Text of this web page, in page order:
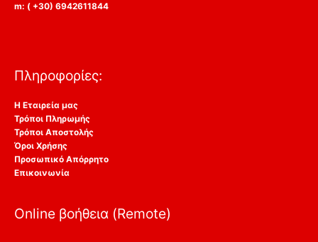
m: ( +30) 6942611844
Πληροφορίες:
Η Εταιρεία μας
Τρόποι Πληρωμής
Τρόποι Αποστολής
Όροι Χρήσης
Προσωπικό Απόρρητο
Επικοινωνία
Online βοήθεια (Remote)